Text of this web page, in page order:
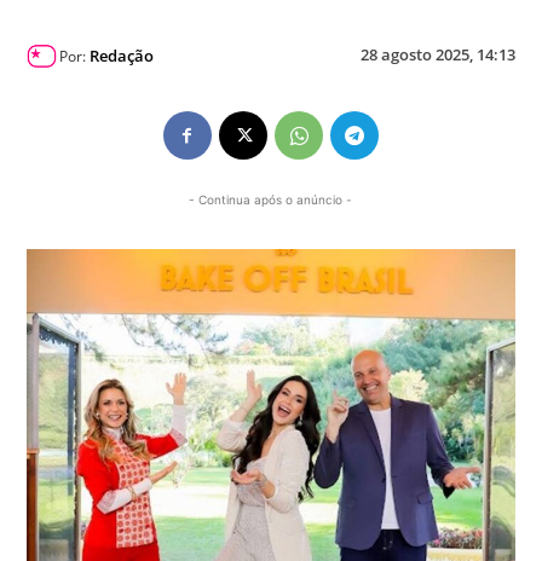
Por: Redação 28 agosto 2025, 14:13
- Continua após o anúncio -